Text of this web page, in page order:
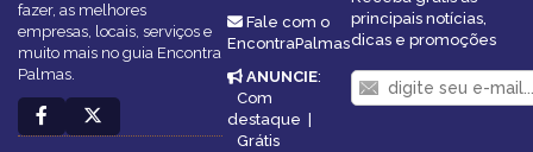
fazer, as melhores
empresas, locais, serviços e
muito mais no guia Encontra
Palmas.
Fale com o
EncontraPalmas
ANUNCIE:
Com
destaque
Grátis
principais notícias,
dicas e promoções